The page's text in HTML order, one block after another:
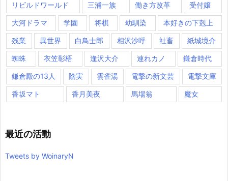
リビルドワールド 三浦一族 働き方改革 受付嬢
大河ドラマ 学園 将棋 幼馴染 本好きの下剋上
残業 異世界 白鳥士郎 相沢沙呼 社畜 紙城境介
蜘蛛 衣笠彰梧 逢沢大介 連れカノ 鎌倉時代
鎌倉殿の13人 陰実 雲雀湯 電撃の新文芸 電撃文庫
香坂マト 香月美夜 馬場翁 魔女
最近の活動
Tweets by WoinaryN